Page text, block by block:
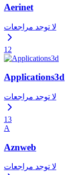
Aerinet
لا توجد مراجعات
12
Applications3d
لا توجد مراجعات
13
A
Aznweb
لا توجد مراجعات